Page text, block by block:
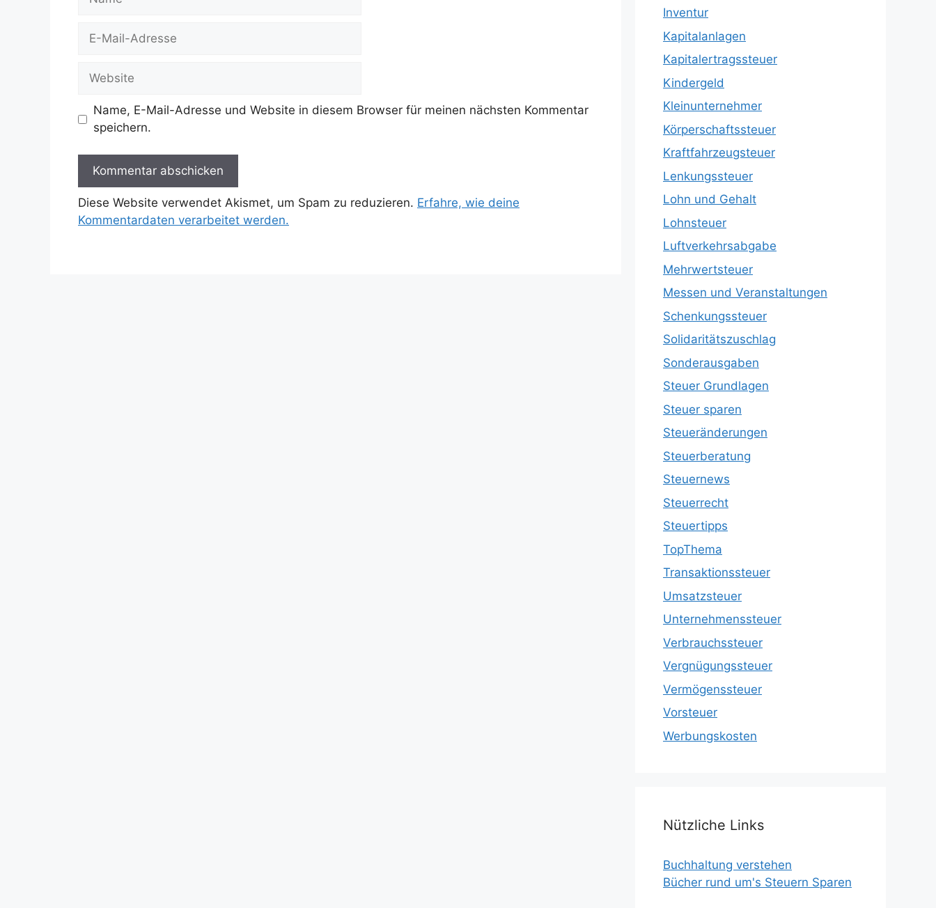
Website
Name, E-Mail-Adresse und Website in diesem Browser für meinen nächsten Kommentar
speichern.
Diese Website verwendet Akismet, um Spam zu reduzieren. Erfahre, wie deine
Kommentardaten verarbeitet werden.
Inventur
Kapitalanlagen
Kapitalertragssteuer
Kindergeld
Kleinunternehmer
Körperschaftssteuer
Kraftfahrzeugsteuer
Lenkungssteuer
Lohn und Gehalt
Lohnsteuer
Luftverkehrsabgabe
Mehrwertsteuer
Messen und Veranstaltungen
Schenkungssteuer
Solidaritätszuschlag
Sonderausgaben
Steuer Grundlagen
Steuer sparen
Steueränderungen
Steuerberatung
Steuernews
Steuerrecht
Steuertipps
TopThema
Transaktionssteuer
Umsatzsteuer
Unternehmenssteuer
Verbrauchssteuer
Vergnügungssteuer
Vermögenssteuer
Vorsteuer
Werbungskosten
Nützliche Links
Buchhaltung verstehen
Bücher rund um's Steuern Sparen